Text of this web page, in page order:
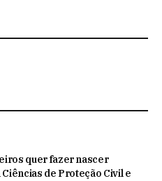
quer fazer nascer
de Proteção Civil e